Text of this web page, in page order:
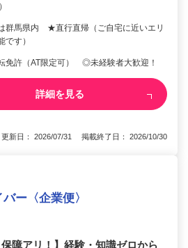
群馬県内 ★直行直帰（ご自宅に近いエリ
です）
免許（AT限定可） ◎未経験者大歓迎！
詳細を見る
更新日： 2026/07/31 掲載終了日： 2026/10/30
ー〈企業便〉
保障アリ！】経験・知識ゼロから